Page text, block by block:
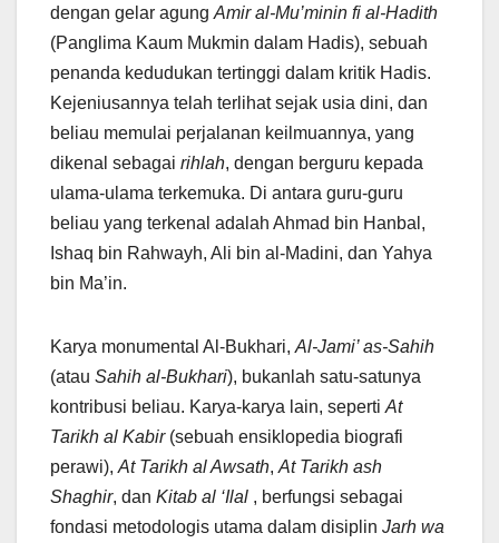
dengan gelar agung Amir al-Mu’minin fi al-Hadith
(Panglima Kaum Mukmin dalam Hadis), sebuah
penanda kedudukan tertinggi dalam kritik Hadis.
Kejeniusannya telah terlihat sejak usia dini, dan
beliau memulai perjalanan keilmuannya, yang
dikenal sebagai rihlah, dengan berguru kepada
ulama-ulama terkemuka. Di antara guru-guru
beliau yang terkenal adalah Ahmad bin Hanbal,
Ishaq bin Rahwayh, Ali bin al-Madini, dan Yahya
bin Ma’in.
Karya monumental Al-Bukhari, Al-Jami’ as-Sahih
(atau Sahih al-Bukhari), bukanlah satu-satunya
kontribusi beliau. Karya-karya lain, seperti At
Tarikh al Kabir(sebuah ensiklopedia biografi
perawi), At Tarikh al Awsath, At Tarikh ash
Shaghir, dan Kitab al ‘Ilal , berfungsi sebagai
fondasi metodologis utama dalam disiplin Jarh wa